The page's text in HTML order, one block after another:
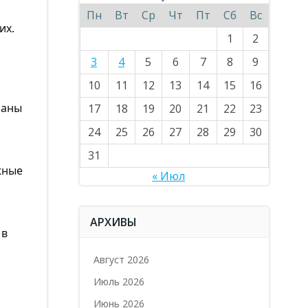
Пн
Вт Ср Чт Пт Сб
Вс
1
2
3
4 5 6 7 8
9
10
11 12 13 14 15
16
17
18 19 20 21 22
23
24
25 26 27 28 29
30
31
« Июл
АРХИВЫ
Август 2026
Июль 2026
Июнь 2026